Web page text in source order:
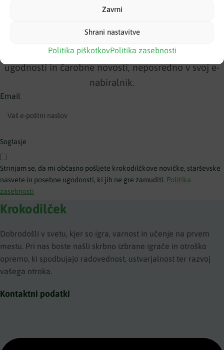
Zavrni
Shrani nastavitve
Politika piškotkovPolitika zasebnosti
Pridružite se staršem, ki prvi izvedo za ekskluzivne
ugodnosti in čarobne novosti, neposredno v svoj e-
nabiralnik.
Soglasje
Strinjam se, da mi občasno pošljete krokodilčkove novičke, starševske
nasvete in posebne ugodnosti, ki jih ne gre zamuditi. Politika
zasebnosti
Email
Krokodilček
Dobrodošli v svetu, kjer so igra, varnost in učenje na prvem
mestu. Pri nas boste našli skrbno izbrane igrače in otroško
opremo, ki spodbujajo radovednost, ustvarjalnost ter razvoj
vašega otroka.
Kontaktni podatki